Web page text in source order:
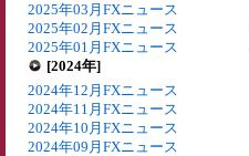
2025年03月FXニュース
2025年02月FXニュース
2025年01月FXニュース
[2024年]
2024年12月FXニュース
2024年11月FXニュース
2024年10月FXニュース
2024年09月FXニュース